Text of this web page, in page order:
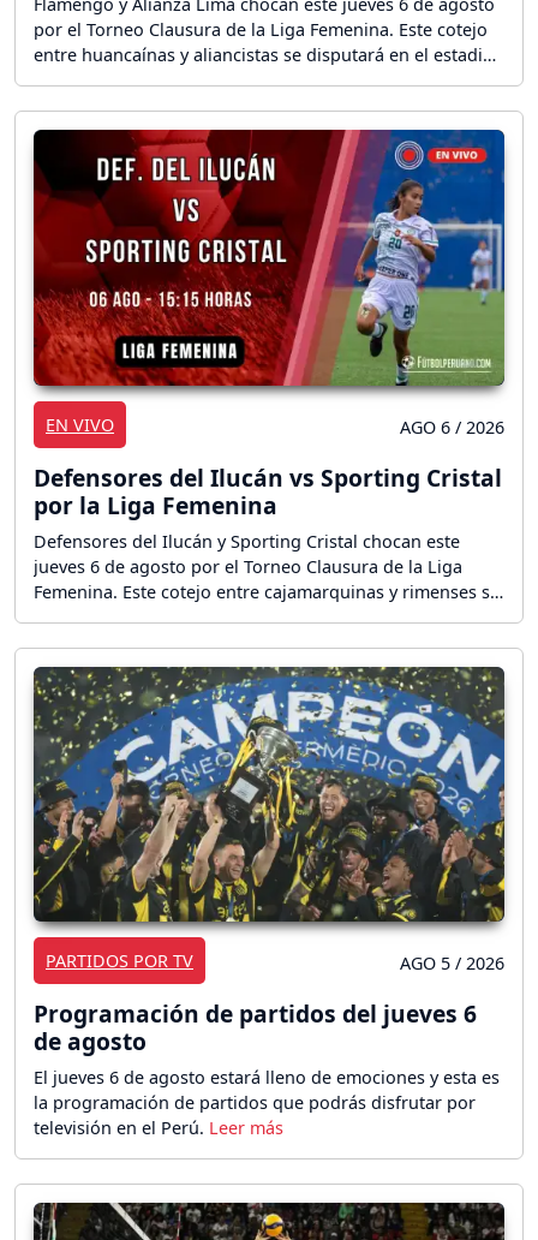
por el Torneo Clausura de la Liga Femenina. Este cotejo
entre huancaínas y aliancistas se disputará en el estadio
IPD de Huancayo desde las 13:00 horas (18:00 horas
GMT). ¡Sigue el partido en vivo!
EN VIVO AGO 6 / 2026
Defensores del Ilucán vs Sporting Cristal
por la Liga Femenina
Defensores del Ilucán y Sporting Cristal chocan este
jueves 6 de agosto por el Torneo Clausura de la Liga
Femenina. Este cotejo entre cajamarquinas y rimenses se
el partido en vivo!
PARTIDOS POR TV AGO 5 / 2026
Programación de partidos del jueves 6
de agosto
El jueves 6 de agosto estará lleno de emociones y esta es
la programación de partidos que podrás disfrutar por
televisión en el Perú.